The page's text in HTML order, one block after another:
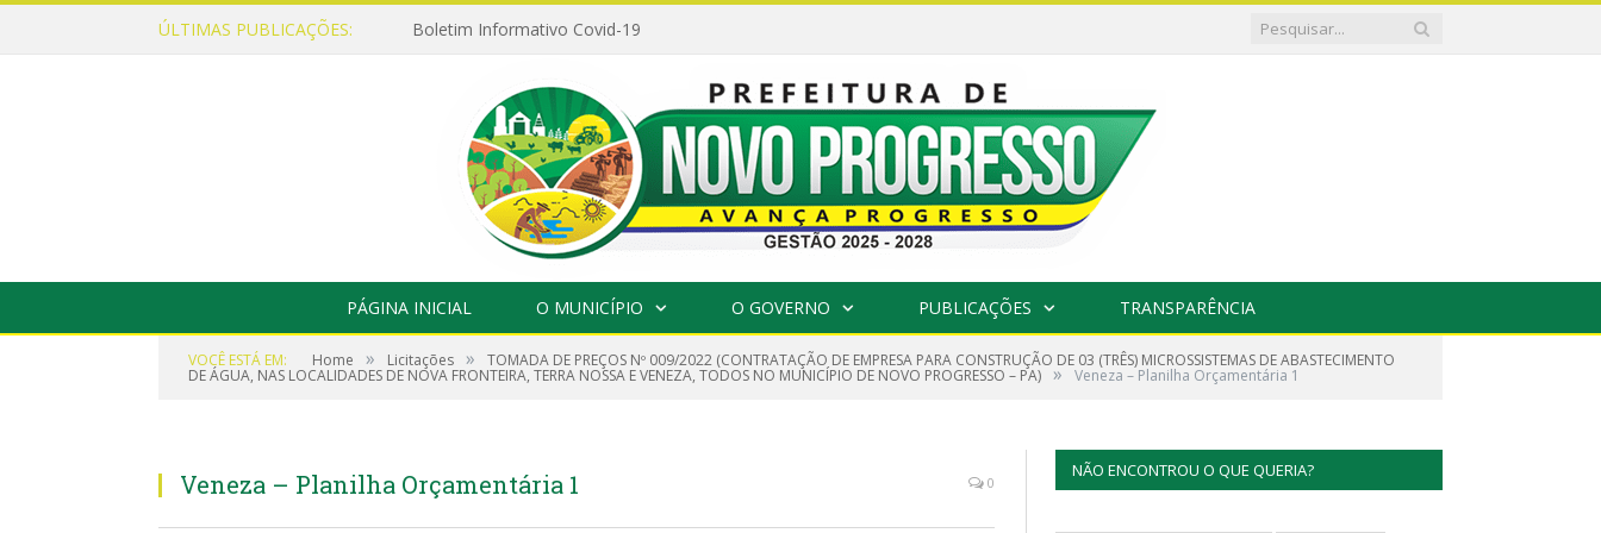
ÚLTIMAS PUBLICAÇÕES: Boletim Informativo Covid-19
PÁGINA INICIAL O MUNICÍPIO O GOVERNO PUBLICAÇÕES TRANSPARÊNCIA
VOCÊ ESTÁ EM: Home » Licitações » TOMADA DE PREÇOS Nº 009/2022 (CONTRATAÇÃO DE EMPRESA PARA CONSTRUÇÃO DE 03 (TRÊS) MICROSSISTEMAS DE ABASTECIMENTO
DE ÁGUA, NAS LOCALIDADES DE NOVA FRONTEIRA, TERRA NOSSA E VENEZA, TODOS NO MUNICÍPIO DE NOVO PROGRESSO – PA) » Veneza – Planilha Orçamentária 1
Veneza – Planilha Orçamentária 1 0
NÃO ENCONTROU O QUE QUERIA?